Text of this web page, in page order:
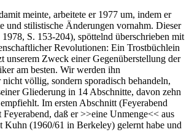
meinte, arbeitete er 1977 um, indem er
und stilistische Änderungen vornahm. Dieser
S. 153-204), spöttelnd überschrieben mit
Revolutionen: Ein Trostbüchlein
unserem Zweck einer Gegenüberstellung der
am besten. Wir werden ihn
nicht völlig, sondern sporadisch behandeln,
Gliederung in 14 Abschnitte, davon zehn
Im ersten Abschnitt (Feyerabend
Feyerabend, daß er >>eine Unmenge<< aus
Kuhn (1960/61 in Berkeley) gelernt habe und